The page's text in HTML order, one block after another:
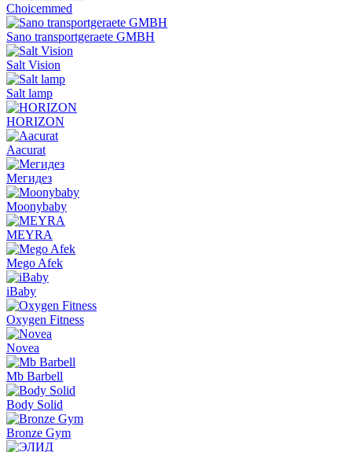
Choicemmed
Sano transportgeraete GMBH
Salt Vision
Salt lamp
HORIZON
Aacurat
Мегидез
Moonybaby
MEYRA
Mego Afek
iBaby
Oxygen Fitness
Novea
Mb Barbell
Body Solid
Bronze Gym